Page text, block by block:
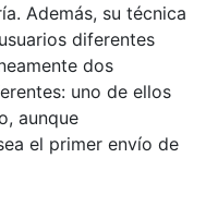
Además, su técnica
diferentes
dos
uno de ellos
aunque
el primer envío de